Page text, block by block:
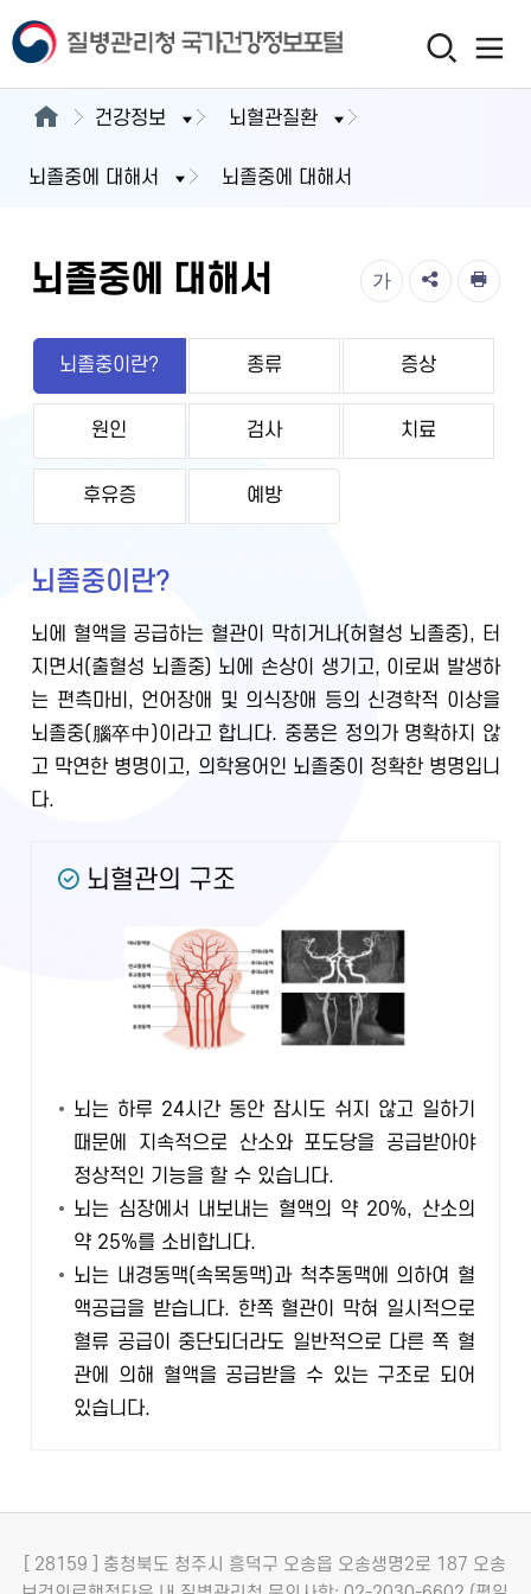
건강정보 뇌혈관질환
뇌졸중에 대해서 뇌졸중에 대해서
뇌졸중에 대해서 가
뇌졸중이란? 종류 증상
원인 검사 치료
후유증 예방
뇌졸중이란?
뇌에 혈액을 공급하는 혈관이 막히거나(허혈성 뇌졸중), 터
지면서(출혈성 뇌졸중) 뇌에 손상이 생기고, 이로써 발생하
는 편측마비, 언어장애 및 의식장애 등의 신경학적 이상을
뇌졸중(腦卒中)이라고 합니다. 중풍은 정의가 명확하지 않
고 막연한 병명이고, 의학용어인 뇌졸중이 정확한 병명입니
다.
뇌혈관의 구조
뇌는 하루 24시간 동안 잠시도 쉬지 않고 일하기
때문에 지속적으로 산소와 포도당을 공급받아야
정상적인 기능을 할 수 있습니다.
뇌는 심장에서 내보내는 혈액의 약 20%, 산소의
약 25%를 소비합니다.
뇌는 내경동맥(속목동맥)과 척추동맥에 의하여 혈
액공급을 받습니다. 한쪽 혈관이 막혀 일시적으로
혈류 공급이 중단되더라도 일반적으로 다른 쪽 혈
관에 의해 혈액을 공급받을 수 있는 구조로 되어
있습니다.
[ 28159 ] 충청북도 청주시 흥덕구 오송읍 오송생명2로 187 오송